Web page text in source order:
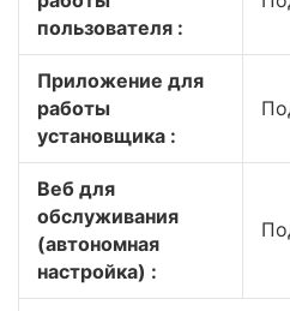
пользователя :
Приложение для
работы
установщика :
Веб для
обслуживания
(автономная
настройка) :